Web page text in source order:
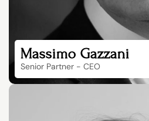
Massimo Gazzani
Senior Partner - CEO